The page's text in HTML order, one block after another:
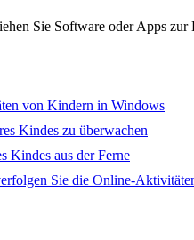
Sie Software oder Apps
von Kindern in Windows
Kindes zu überwachen
Kindes aus der Ferne
Sie die Online-